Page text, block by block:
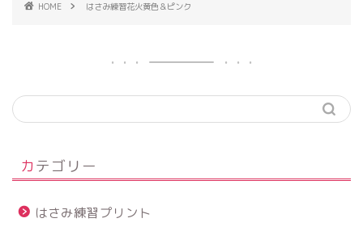
HOME はさみ練習花火黄色＆ピンク
カテゴリー
はさみ練習プリント